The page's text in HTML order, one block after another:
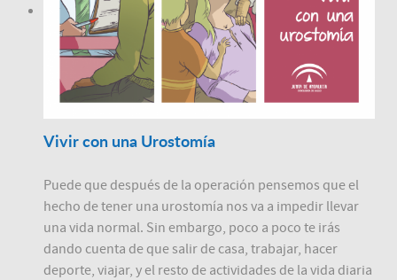
Vivir con una Urostomía
Puede que después de la operación pensemos que el
hecho de tener una urostomía nos va a impedir llevar
una vida normal. Sin embargo, poco a poco te irás
dando cuenta de que salir de casa, trabajar, hacer
deporte, viajar, y el resto de actividades de la vida diaria